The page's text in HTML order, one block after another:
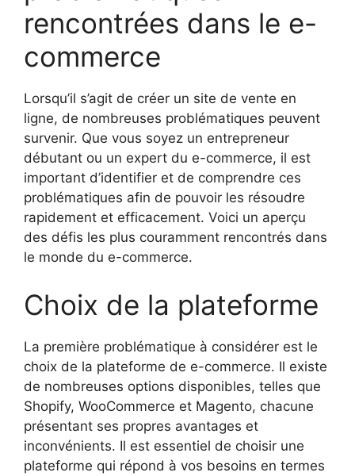
rencontrées dans le e-
commerce
Lorsqu’il s’agit de créer un site de vente en
ligne, de nombreuses problématiques peuvent
survenir. Que vous soyez un entrepreneur
débutant ou un expert du e-commerce, il est
important d’identifier et de comprendre ces
problématiques afin de pouvoir les résoudre
rapidement et efficacement. Voici un aperçu
des défis les plus couramment rencontrés dans
le monde du e-commerce.
Choix de la plateforme
La première problématique à considérer est le
choix de la plateforme de e-commerce. Il existe
de nombreuses options disponibles, telles que
Shopify, WooCommerce et Magento, chacune
présentant ses propres avantages et
inconvénients. Il est essentiel de choisir une
plateforme qui répond à vos besoins en termes